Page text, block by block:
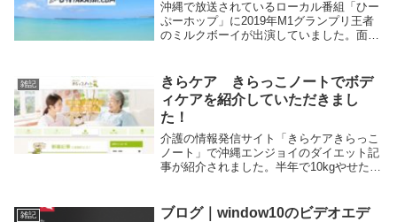
沖縄で放送されているローカル番組「ひー
ぷーホップ」に2019年M1グランプリ王者
のミルクボーイが出演していました。面白
あるんです。ミルクボーイファンの方は必
見です。
雑記
きらケア きらっこノートでボデ
ィケアを紹介していただきまし
た！
介護の情報発信サイト「きらケアきらっこ
ノート」で沖縄エンジョイのダイエット記
事が紹介されました。半年で10kgやせた実
雑記
ブログ｜window10のビデオエデ